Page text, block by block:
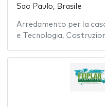
Sao Paulo, Brasile
Arredamento per la
e Tecnologia,